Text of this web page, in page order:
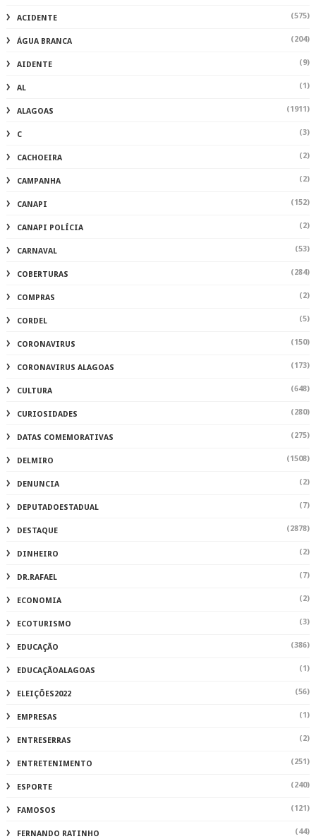
ACIDENTE (575)
ÁGUA BRANCA (204)
AIDENTE (9)
AL (1)
ALAGOAS (1911)
C (3)
CACHOEIRA (2)
CAMPANHA (2)
CANAPI (152)
CANAPI POLÍCIA (2)
CARNAVAL (53)
COBERTURAS (284)
COMPRAS (2)
CORDEL (5)
CORONAVIRUS (150)
CORONAVIRUS ALAGOAS (173)
CULTURA (648)
CURIOSIDADES (280)
DATAS COMEMORATIVAS (275)
DELMIRO (1508)
DENUNCIA (2)
DEPUTADOESTADUAL (7)
DESTAQUE (2878)
DINHEIRO (2)
DR.RAFAEL (7)
ECONOMIA (2)
ECOTURISMO (3)
EDUCAÇÃO (386)
EDUCAÇÃOALAGOAS (1)
ELEIÇÕES2022 (56)
EMPRESAS (1)
ENTRESERRAS (2)
ENTRETENIMENTO (251)
ESPORTE (240)
FAMOSOS (121)
FERNANDO RATINHO (44)